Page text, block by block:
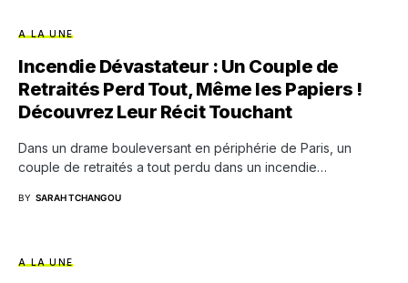
A LA UNE
Incendie Dévastateur : Un Couple de
Retraités Perd Tout, Même les Papiers !
Découvrez Leur Récit Touchant
Dans un drame bouleversant en périphérie de Paris, un
couple de retraités a tout perdu dans un incendie…
BY SARAH TCHANGOU
A LA UNE